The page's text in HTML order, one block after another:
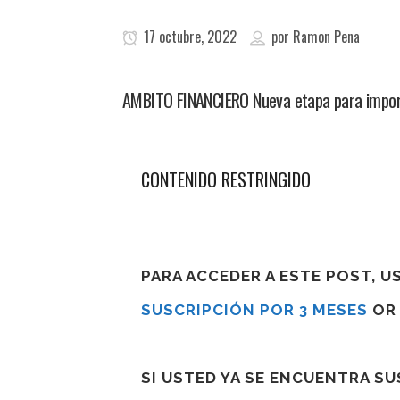
17 octubre, 2022 por Ramon Pena
AMBITO FINANCIERO Nueva etapa para
CONTENIDO RESTRINGIDO
PARA ACCEDER A ESTE POST,
SUSCRIPCIÓN POR 3 MESES OR
SI USTED YA SE ENCUENTRA